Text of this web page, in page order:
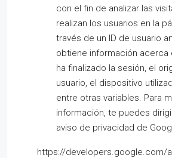
con el fin de analizar las
realizan los usuarios en la
través de un ID de usuario
obtiene información acerca
ha finalizado la sesión, el
usuario, el dispositivo
entre otras variables. Para
información, te puedes
aviso de privacidad de
https://developers.google.com/